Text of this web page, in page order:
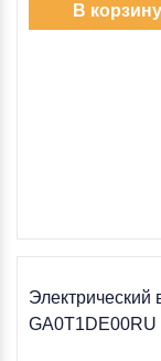
В корзину
Электрический
GA0T1DE00RU